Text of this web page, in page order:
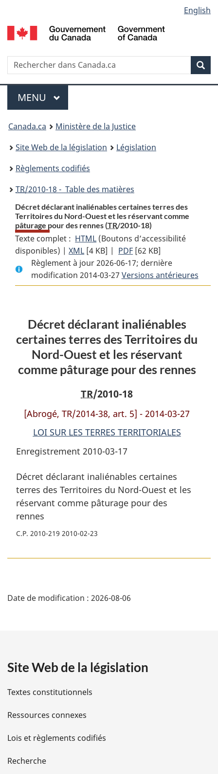
au
contenu
propos
de
la
HTML
simplifiée
selection
English
Recherche
Menu
MENU PRINCIPAL
You
are
here:
Canada.ca
Ministère de la Justice
Site Web de la législation
Législation
Règlements codifiés
TR/2010-18 - Table des matières
Décret déclarant inaliénables certaines terres des
Territoires du Nord-Ouest et les réservant comme
pâturage pour des rennes (TR/2010-18)
Texte complet : HTML Texte
complet
:
Décret
déclarant
terres
des
Territoires
du
Nord-
et
les
réservant
comme
pâturage
pour
rennes
(Boutons d’accessibilité
disponibles) |XML Texte
complet
:
Décret
certaines
terres
des
Territoires
du
Ouest
et
réservant
comme
pâturage
des
rennes
[4 KB] | PDF Texte
complet
:
Décret
certaines
terres
des
Territoires
du
et
les
réservant
des
rennes
[62 KB]
Règlement à jour 2026-06-17; dernière
modification 2014-03-27 Versions antérieures
Décret déclarant inaliénables
certaines terres des Territoires du
Nord-Ouest et les réservant
comme pâturage pour des rennes
TR/2010-18
[Abrogé, TR/2014-38, art. 5] - 2014-03-27
LOI SUR LES TERRES TERRITORIALES
Enregistrement 2010-03-17
Décret déclarant inaliénables certaines
terres des Territoires du Nord-Ouest et les
réservant comme pâturage pour des
rennes
C.P. 2010-219 2010-02-23
é
i
l
s
d
e
Date de modification : 2026-08-06
Site Web de la législation
Textes constitutionnels
Ressources connexes
Lois et règlements codifiés
Recherche